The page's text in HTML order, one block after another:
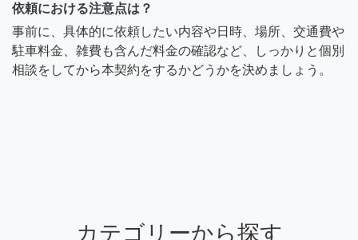
依頼における注意点は？
事前に、具体的に依頼したい内容や日時、場所、交通費や
駐車料金、雑費も含んだ料金の確認など、しっかりと個別
相談をしてから本契約をするかどうかを決めましょう。
カテゴリーから探す